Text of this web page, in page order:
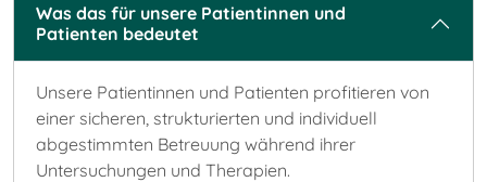
Was das für unsere Patientinnen und
Patienten bedeutet
Unsere Patientinnen und Patienten profitieren von
einer sicheren, strukturierten und individuell
abgestimmten Betreuung während ihrer
Untersuchungen und Therapien.